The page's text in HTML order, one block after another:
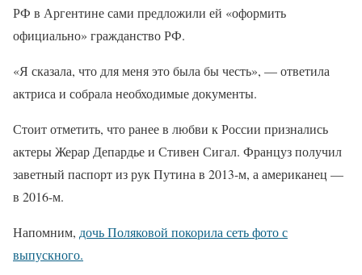
РФ в Аргентине сами предложили ей «оформить
официально» гражданство РФ.
«Я сказала, что для меня это была бы честь», — ответила
актриса и собрала необходимые документы.
Стоит отметить, что ранее в любви к России признались
актеры Жерар Депардье и Стивен Сигал. Француз получил
заветный паспорт из рук Путина в 2013-м, а американец —
в 2016-м.
Напомним, дочь Поляковой покорила сеть фото с
выпускного.